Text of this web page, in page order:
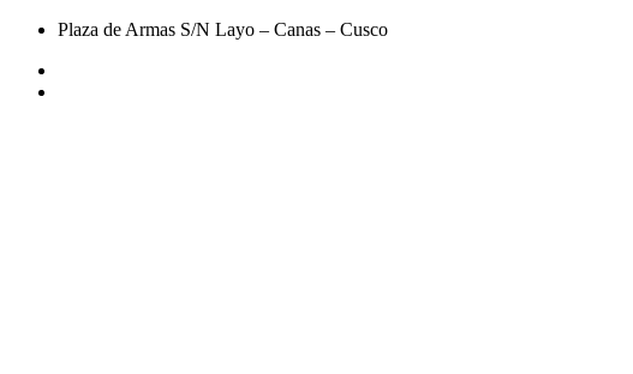
Plaza de Armas S/N Layo – Canas – Cusco